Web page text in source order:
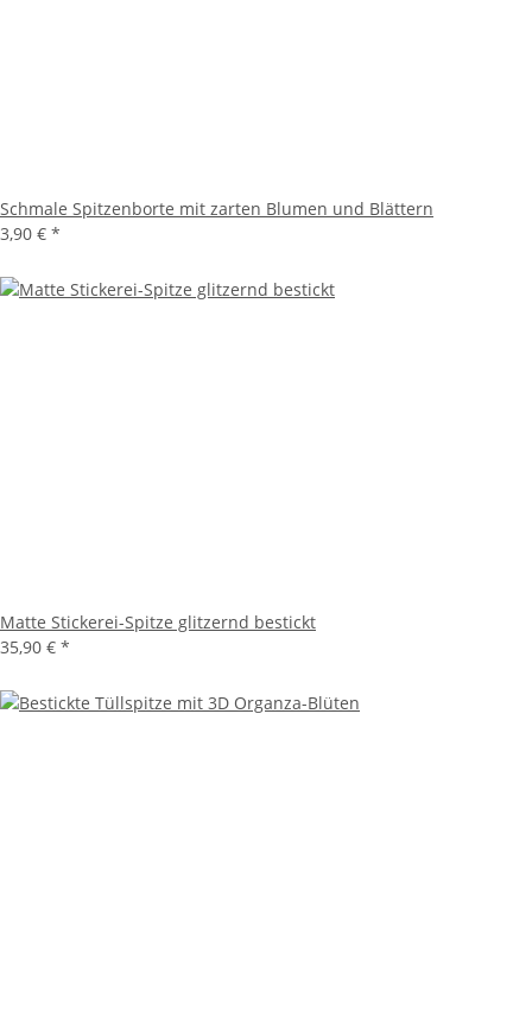
Schmale Spitzenborte mit zarten Blumen und Blättern
3,90 € *
Matte Stickerei-Spitze glitzernd bestickt
35,90 € *